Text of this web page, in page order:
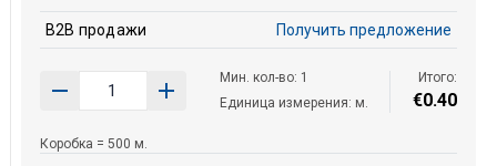
B2B продажи Получить предложение
Мин. кол-во: 1
Единица измерения: м.
Итого:
€0.40
Коробка = 500 м.